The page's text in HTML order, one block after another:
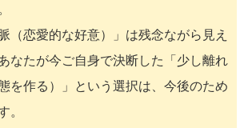
（恋愛的な好意）」は残念ながら見え
なたが今ご自身で決断した「少し離れ
を作る）」という選択は、今後のため
。